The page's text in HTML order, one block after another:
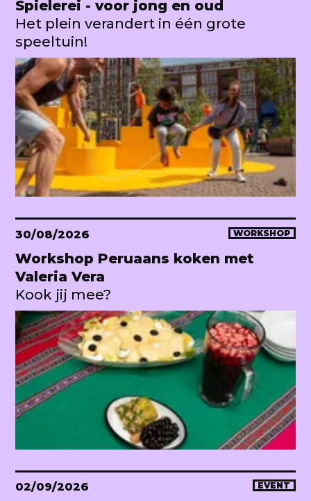
Spielerei - voor jong en oud
Het plein verandert in één grote
speeltuin!
30/08/2026 WORKSHOP
Workshop Peruaans koken met
Valeria Vera
Kook jij mee?
02/09/2026 EVENT